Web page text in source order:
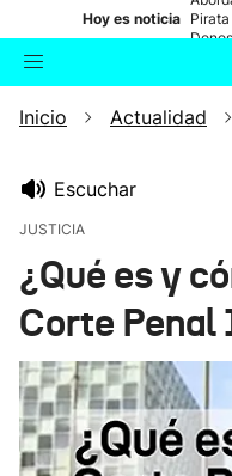
Hoy es noticia
Buscador
Inicio Actualidad
Escuchar
JUSTICIA
¿Qué es y
Corte